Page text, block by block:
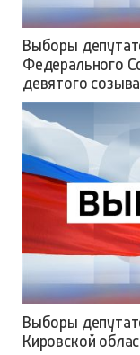
Выборы
Федерального
девятого созыва
Выборы
Кировской